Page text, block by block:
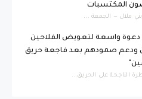
المكتسبات
​بني ملال — الجمعة ...
دعوة واسعة لتعويض الفلاحين
ودعم صمودهم بعد فاجعة حريق
الناجحة على الحريق...